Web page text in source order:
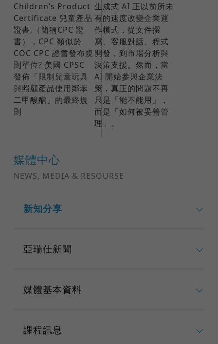
媒體中心
NEWS, MEDIA & RESOURSE
新知分享
亞瑞仕新聞
媒體基本資料
課程訊息
Children’s Product
Certificate 兒童產品
證書,（簡稱CPC 證
書），CPC 類似於
COC CPC 證書發布規
則單位? 美國 CPSC
發佈「限制兒童玩具
與照顧產品使用鄰苯
二甲酸酯」的最終規
則
生成式 AI 正以前所未
有的速度改變企業運
作模式，從文件撰
寫、客服對話、程式
開發，到市場分析與
決策支援。然而，當
AI 開始參與企業決
策，真正的問題不再
只是「能不能用」，
而是「如何被妥善管
理」。